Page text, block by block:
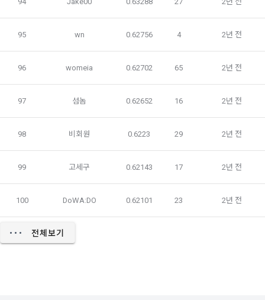
제 13 조 (재화 및 서비스 등의 공급)
별도의 약정이 없는 이상, 이용자가 청약을 한 날부터 재화 및 서
수 있도록 적절한 조치를 한다.
완료된 날로부터 7일 이내에 요청하는 경우 구매를 취소하고 환
불을 받을 수 있다. “회사”는 주문이 완료된 날부터 7일 후에 제
기된 환불 요청에 대해 단독 재량권에 따라 승인 또는 거절할 권
불을 받는 경우 “회사”는 구매한 “서비스”에 대한 이용자의 액세
스를 중지할 권리를 보유한다.
해외 취업을 원하는 회원의 개인정보를 제공하는 국외 기업이
있으며, 제휴를 통한 변동사항 발생 시 사전공지 합니다. 이 경우
개별적인 동의를 구하는 절차를 거치며, 동의가 없는 경우에는
-개인정보를 제공받는 자의 개인정보 이용 목적 : 국외채용을 위
-제공하는 개인정보의 항목 : 데이콘 인재풀 등록시 수집되는 항
-제공방법 : 데이콘 인재풀 DB를 통해 제공
6. 개인정보의 보유 및 이용기간
"회사"는 회원가입, 인재풀 등록으로부터 서비스를 제공하는 기
95 wn 0.62756 4 2년 전
96 womeia 0.62702 65 2년 전
97 섬놈 0.62652 16 2년 전
98 비회원 0.6223 29 2년 전
99 고세구 0.62143 17 2년 전
100 DoWA:DO 0.62101 23 2년 전
전체보기